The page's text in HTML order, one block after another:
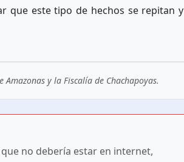
que este tipo de hechos se repitan y
y la Fiscalía de Chachapoyas.
no debería estar en internet,